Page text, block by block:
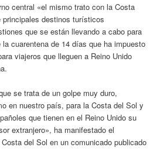
central «el mismo trato con la Costa
destinos turísticos
que se están llevando a cabo para
cuarentena de 14 días que ha impuesto
viajeros que lleguen a Reino Unido
se trata de un golpe muy duro,
en nuestro país, para la Costa del Sol y
que tienen en el Reino Unido su
extranjero», ha manifestado el
del Sol en un comunicado publicado